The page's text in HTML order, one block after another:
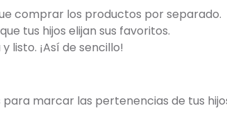
comprar los productos por separado.
tus hijos elijan sus favoritos.
listo. ¡Así de sencillo!
marcar las pertenencias de tus